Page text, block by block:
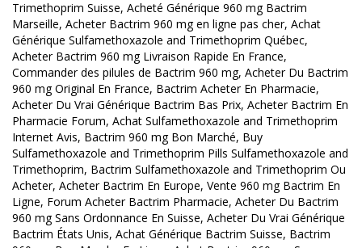
Trimethoprim Suisse, Acheté Générique 960 mg Bactrim
Marseille, Acheter Bactrim 960 mg en ligne pas cher, Achat
Générique Sulfamethoxazole and Trimethoprim Québec,
Acheter Bactrim 960 mg Livraison Rapide En France,
Commander des pilules de Bactrim 960 mg, Acheter Du Bactrim
960 mg Original En France, Bactrim Acheter En Pharmacie,
Acheter Du Vrai Générique Bactrim Bas Prix, Acheter Bactrim En
Pharmacie Forum, Achat Sulfamethoxazole and Trimethoprim
Internet Avis, Bactrim 960 mg Bon Marché, Buy
Sulfamethoxazole and Trimethoprim Pills Sulfamethoxazole and
Trimethoprim, Bactrim Sulfamethoxazole and Trimethoprim Ou
Acheter, Acheter Bactrim En Europe, Vente 960 mg Bactrim En
Ligne, Forum Acheter Bactrim Pharmacie, Acheter Du Bactrim
960 mg Sans Ordonnance En Suisse, Acheter Du Vrai Générique
Bactrim États Unis, Achat Générique Bactrim Suisse, Bactrim